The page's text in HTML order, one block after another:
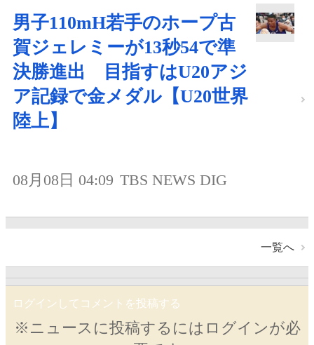
男子110mH若手のホープ古
賀ジェレミーが13秒54で準
決勝進出 目指すはU20アジ
ア記録で金メダル【U20世界
陸上】
08月08日 04:09 TBS NEWS DIG
一覧へ
ログインしてコメントを投稿する
※ニュースに投稿するにはログインが必